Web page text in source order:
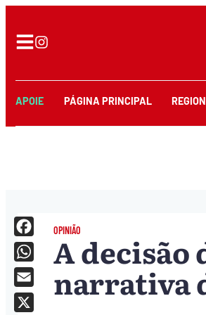
APOIE PÁGINA PRINCIPAL
OPINIÃO
A decisão
narrativa
Facebook
WhatsApp
Email